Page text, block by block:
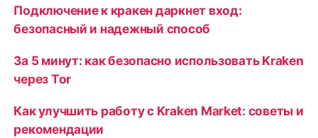
Подключение к кракен даркнет вход:
безопасный и надежный способ
За 5 минут: как безопасно использовать Kraken
через Tor
Как улучшить работу с Kraken Market: советы и
рекомендации